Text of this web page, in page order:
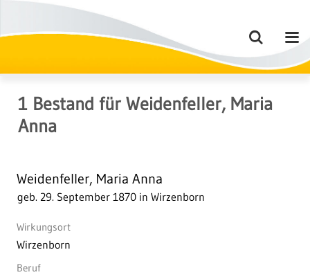
1 Bestand für Weidenfeller, Maria
Anna
Weidenfeller, Maria Anna
geb. 29. September 1870 in Wirzenborn
Wirkungsort
Wirzenborn
Beruf